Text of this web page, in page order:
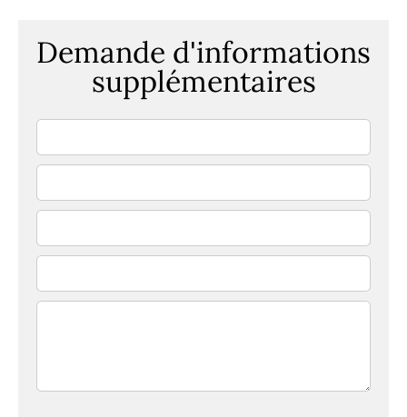
Demande d'informations
supplémentaires